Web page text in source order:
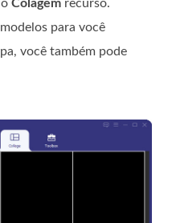
Colagem recurso.
para você
você também pode